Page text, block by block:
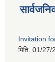
Invitation
मिति: 01/27/